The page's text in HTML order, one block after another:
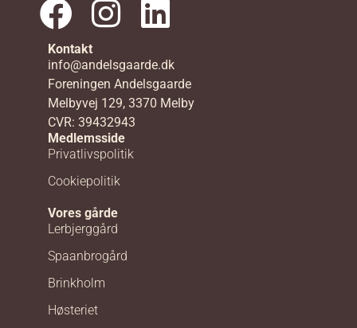
Kontakt
info@andelsgaarde.dk
Foreningen Andelsgaarde
Melbyvej 129, 3370 Melby
CVR: 39432943
Medlemsside
Privatlivspolitik
Cookiepolitik
Vores gårde
Lerbjerggård
Spaanbrogård
Brinkholm
Høsteriet